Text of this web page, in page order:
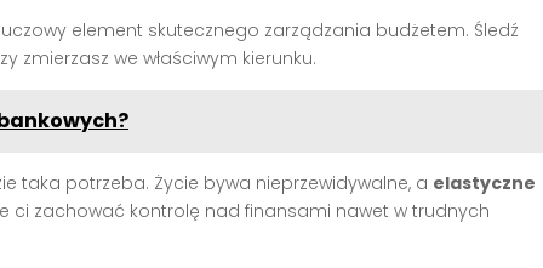
element skutecznego zarządzania budżetem. Śledź
zmierzasz we właściwym kierunku.
taka potrzeba. Życie bywa nieprzewidywalne, a elastyczne
ci zachować kontrolę nad finansami nawet w trudnych